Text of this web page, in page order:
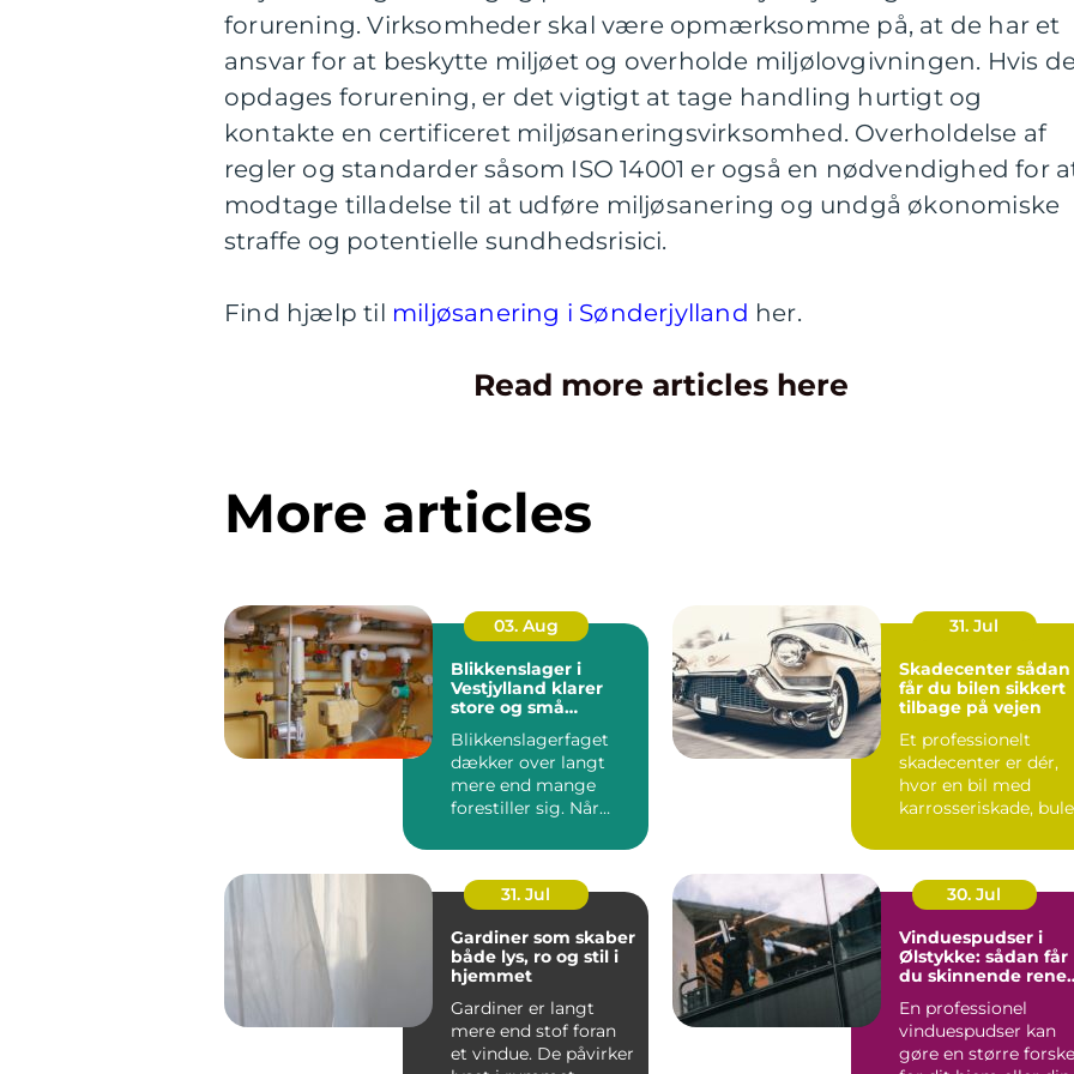
forurening. Virksomheder skal være opmærksomme på, at de har et
ansvar for at beskytte miljøet og overholde miljølovgivningen. Hvis
opdages forurening, er det vigtigt at tage handling hurtigt og
kontakte en certificeret miljøsaneringsvirksomhed. Overholdelse af
regler og standarder såsom ISO 14001 er også en nødvendighed for
modtage tilladelse til at udføre miljøsanering og undgå økonomiske
straffe og potentielle sundhedsrisici.
Find hjælp til miljøsanering i Sønderjylland her.
Read more articles here
More articles
03. Aug
Blikkenslager i
Vestjylland klarer
store og små
Blikkenslagerfaget
dækker over langt
mere end mange
forestiller sig. Når
31. Jul
Skadecenter sådan
får du bilen sikkert
tilbage på vejen
Et professionelt
skadecenter er dér,
hvor en bil med
karrosseriskade,
b...
31. Jul
Gardiner som skaber
både lys, ro og stil i
hjemmet
Gardiner er langt
mere end stof foran
et vindue. De påvirker
30. Jul
Vinduespudser i
Ølstykke: sådan får
du skinnende rene
En professionel
vinduespudser kan
gøre en større